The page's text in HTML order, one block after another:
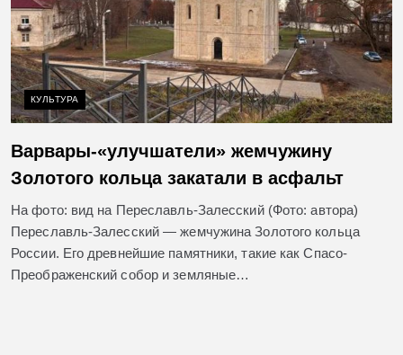
КУЛЬТУРА
Варвары-«улучшатели» жемчужину
Золотого кольца закатали в асфальт
На фото: вид на Переславль-Залесский (Фото: автора)
Переславль-Залесский — жемчужина Золотого кольца
России. Его древнейшие памятники, такие как Спасо-
Преображенский собор и земляные…